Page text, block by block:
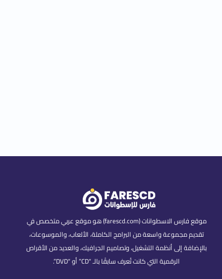
موقع فارس الاسطوانات (farescd.com) هو موقع عربي متخصص في
تقديم مجموعة واسعة من البرامج الكاملة، الألعاب، والموسوعات،
بالإضافة إلى أنظمة التشغيل، وتصاميم الجرافيك، والعديد من الأقراص
الرقمية التي كانت تُعرف سابقًا بالـ “CD” أو “DVD”.